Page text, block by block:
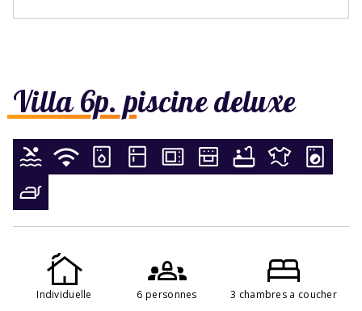
Villa 6p. piscine deluxe
Individuelle 6 personnes 3 chambres a coucher